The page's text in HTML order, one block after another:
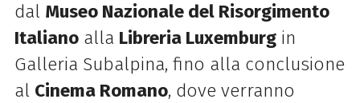
dal Museo Nazionale del Risorgimento
Italianoalla Libreria Luxemburgin
Galleria Subalpina, fino alla conclusione
al Cinema Romano, dove verranno